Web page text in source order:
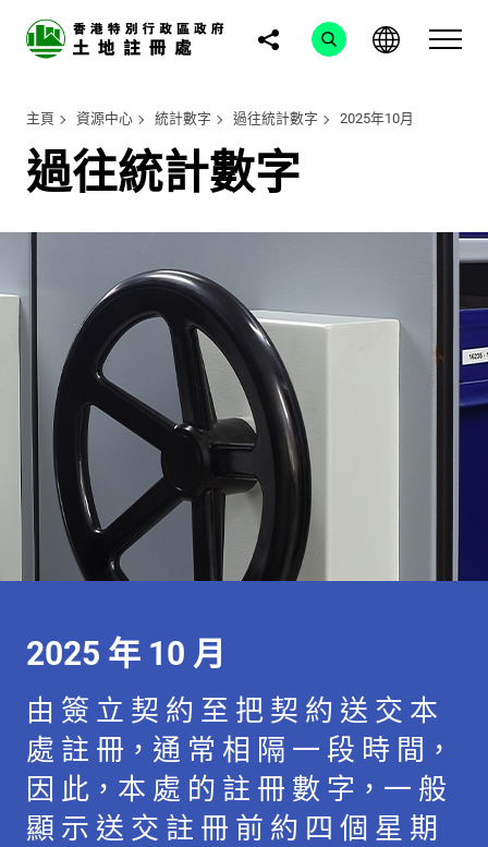
主頁 資源中心 統計數字 過往統計數字 2025年10月
過往統計數字
2025 年 10 月
由 簽 立 契 約 至 把 契 約 送 交 本
處 註 冊，通 常 相 隔 一 段 時 間，
因 此，本 處 的 註 冊 數 字，一 般
顯 示 送 交 註 冊 前 約 四 個 星 期